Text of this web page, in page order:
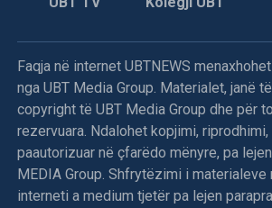
Faqja në internet UBTNEWS
nga UBT Media Group. Materialet, janë
copyright të UBT Media Group dhe për
rezervuara. Ndalohet kopjimi,
paautorizuar në çfarëdo mënyre, pa
MEDIA Group. Shfrytëzimi i materialeve
interneti a medium tjetër pa lejen